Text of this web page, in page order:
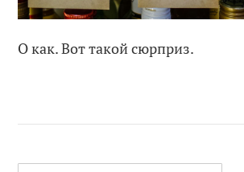
О как. Вот такой сюрприз.